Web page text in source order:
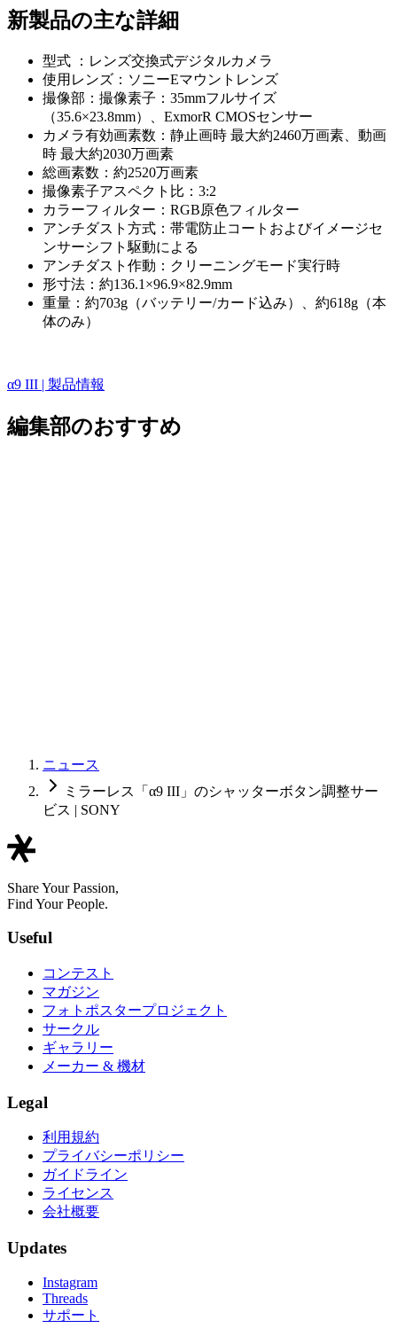
新製品の主な詳細
型式 ：レンズ交換式デジタルカメラ
使用レンズ：ソニーEマウントレンズ
撮像部：撮像素子：35mmフルサイズ
（35.6×23.8mm）、ExmorR CMOSセンサー
カメラ有効画素数：静止画時 最大約2460万画素、動画
時 最大約2030万画素
総画素数：約2520万画素
撮像素子アスペクト比：3:2
カラーフィルター：RGB原色フィルター
アンチダスト方式：帯電防止コートおよびイメージセ
ンサーシフト駆動による
アンチダスト作動：クリーニングモード実行時
形寸法：約136.1×96.9×82.9mm
重量：約703g（バッテリー/カード込み）、約618g（本
体のみ）
α9 III | 製品情報
編集部のおすすめ
ニュース
ミラーレス「α9 III」のシャッターボタン調整サー
ビス | SONY
Share Your Passion,
Find Your People.
Useful
コンテスト
マガジン
フォトポスタープロジェクト
サークル
ギャラリー
メーカー & 機材
Legal
利用規約
プライバシーポリシー
ガイドライン
ライセンス
会社概要
Updates
Instagram
Threads
サポート